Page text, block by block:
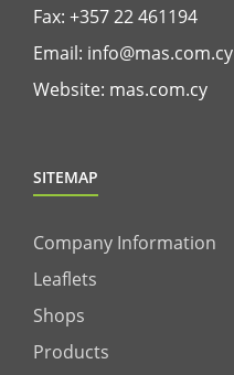
Fax: +357 22 461194
Email: info@mas.com.cy
Website: mas.com.cy
SITEMAP
Company Information
Leaflets
Shops
Products